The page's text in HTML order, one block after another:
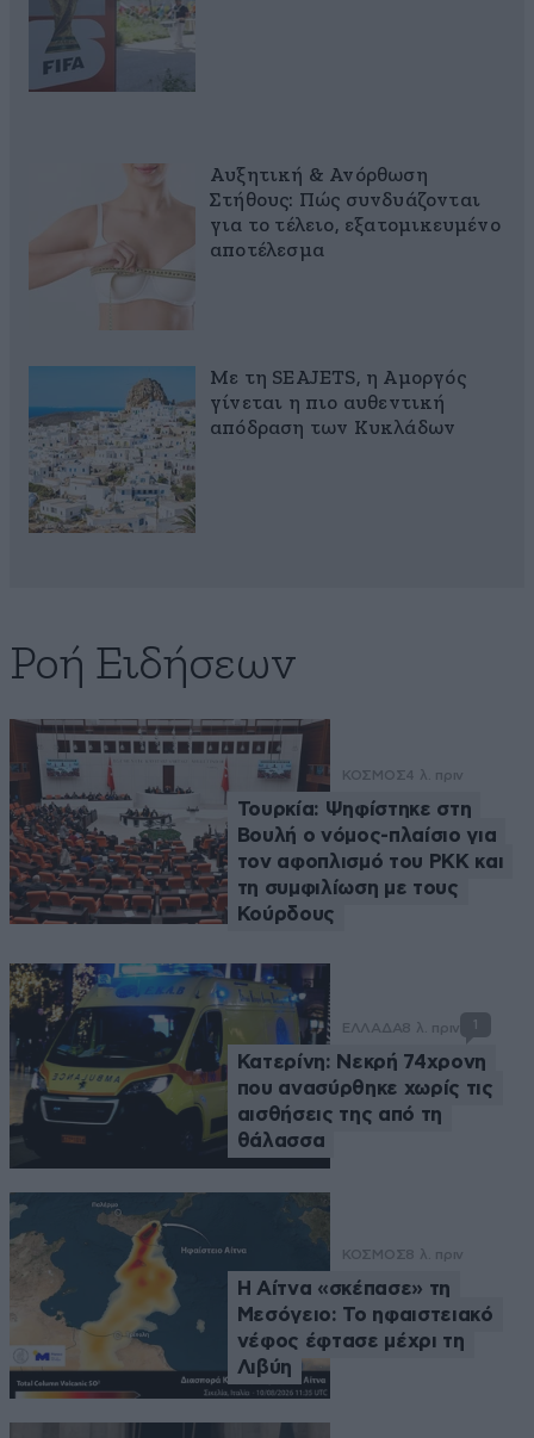
Αυξητική & Ανόρθωση
Στήθους: Πώς συνδυάζονται
για το τέλειο, εξατομικευμένο
αποτέλεσμα
Με τη SEAJETS, η Αμοργός
γίνεται η πιο αυθεντική
απόδραση των Κυκλάδων
Ροή Ειδήσεων
ΚΟΣΜΟΣ4 λ. πριν
Τουρκία: Ψηφίστηκε στη
Βουλή ο νόμος-πλαίσιο για
τον αφοπλισμό του PKK και
τη συμφιλίωση με τους
Κούρδους
ΕΛΛΑΔΑ8 λ. πριν 1
Κατερίνη: Νεκρή 74χρονη
που ανασύρθηκε χωρίς τις
αισθήσεις της από τη
θάλασσα
ΚΟΣΜΟΣ8 λ. πριν
Η Αίτνα «σκέπασε» τη
Μεσόγειο: Το ηφαιστειακό
νέφος έφτασε μέχρι τη
Λιβύη